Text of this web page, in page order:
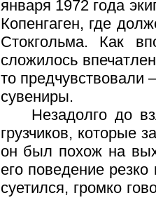
января 1972 года
Копенгаген, где
Стокгольма. Как
сложилось
то предчувствовали
сувениры.
Незадолго до
грузчиков, которые
он был похож на
его поведение резко
суетился, громко